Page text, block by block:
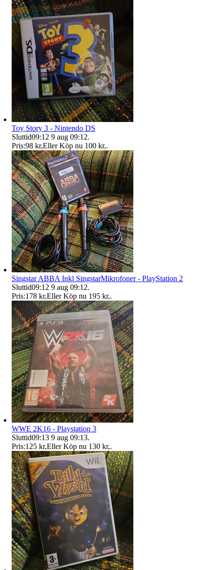
Toy Story 3 - Nintendo DS
Sluttid09:12 9 aug 09:12.
Pris:98 kr,Eller Köp nu 100 kr,.
Singstar ABBA Inkl SingstarMikrofoner - PlayStation 2
Sluttid09:12 9 aug 09:12.
Pris:178 kr,Eller Köp nu 195 kr,.
WWE 2K16 - Playstation 3
Sluttid09:13 9 aug 09:13.
Pris:125 kr,Eller Köp nu 130 kr,.